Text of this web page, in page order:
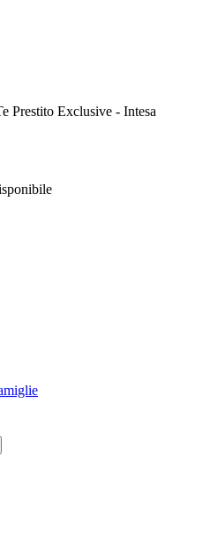
Prestito Exclusive - Intesa